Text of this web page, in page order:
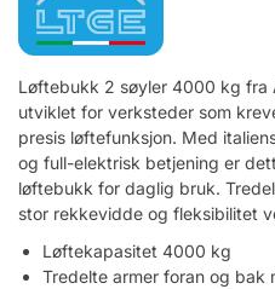
Løftebukk 2 søyler 4000 kg fra
utviklet for verksteder som
presis løftefunksjon. Med
og full-elektrisk betjening er
løftebukk for daglig bruk.
stor rekkevidde og fleksibilitet
Løftekapasitet 4000 kg
Tredelte armer foran og bak